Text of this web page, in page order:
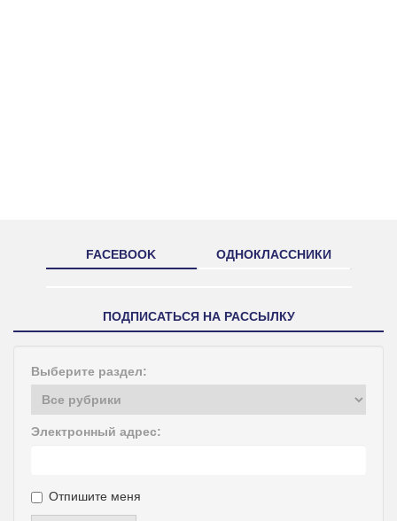
FACEBOOK ОДНОКЛАССНИКИ
ПОДПИСАТЬСЯ НА РАССЫЛКУ
Выберите раздел:
Электронный адрес:
Отпишите меня